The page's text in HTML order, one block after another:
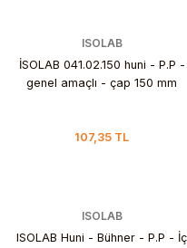
ISOLAB
İSOLAB 041.02.150 huni - P.P -
genel amaçlı - çap 150 mm
107,35 TL
ISOLAB
ISOLAB Huni - Bühner - P.P - İç